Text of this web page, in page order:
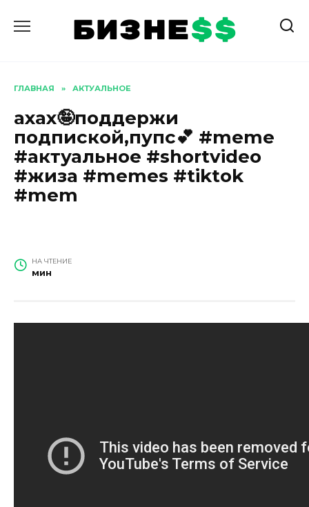
содержанию
ГЛАВНАЯ » АКТУАЛЬНОЕ
ахах🤪поддержи
подпиской,пупс💕 #meme
#актуальное #shortvideo
#жиза #memes #tiktok
#mem
НА ЧТЕНИЕ
мин